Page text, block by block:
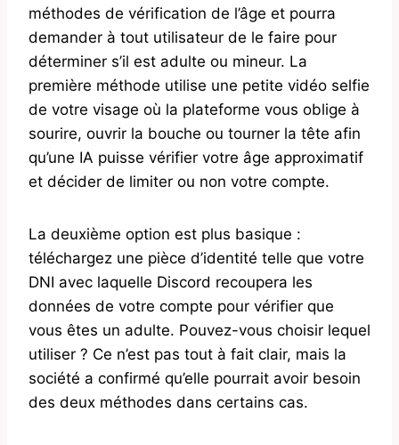
méthodes de vérification de l’âge et pourra
demander à tout utilisateur de le faire pour
déterminer s’il est adulte ou mineur. La
première méthode utilise une petite vidéo selfie
de votre visage où la plateforme vous oblige à
sourire, ouvrir la bouche ou tourner la tête afin
qu’une IA puisse vérifier votre âge approximatif
et décider de limiter ou non votre compte.
La deuxième option est plus basique :
téléchargez une pièce d’identité telle que votre
DNI avec laquelle Discord recoupera les
données de votre compte pour vérifier que
vous êtes un adulte. Pouvez-vous choisir lequel
utiliser ? Ce n’est pas tout à fait clair, mais la
société a confirmé qu’elle pourrait avoir besoin
des deux méthodes dans certains cas.